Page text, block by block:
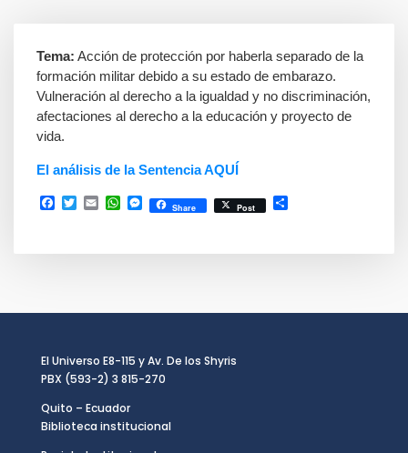
Tema: Acción de protección por haberla separado de la
formación militar debido a su estado de embarazo.
Vulneración al derecho a la igualdad y no discriminación,
afectaciones al derecho a la educación y proyecto de
vida.
El análisis de la Sentencia AQUÍ
Facebook
TwitterEmailWhatsApp
Messenger
Share Post
El Universo E8-115 y Av. De los Shyris
PBX (593-2) 3 815-270
Quito – Ecuador
Biblioteca institucional